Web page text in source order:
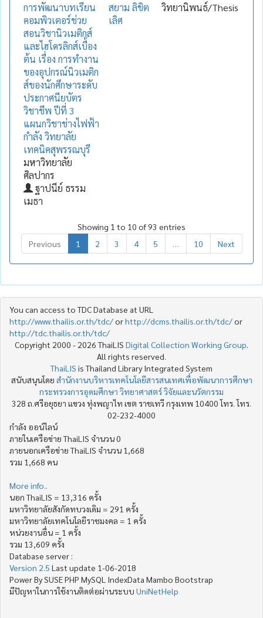
การพัฒนาบทเรียน
คอมพิวเตอร์ช่วย
สอนวิชานิวเมติกส์
และไฮโดรลิกส์เบื้อง
ต้น เรื่อง การทำงาน
ของอุปกรณ์นิวเมติก
ส์ของนักศึกษาระดับ
ประกาศนียบัตร
วิชาชีพ ปีที่ 3
แผนกวิชาช่างไฟฟ้า
กำลัง วิทยาลัย
เทคนิคสุพรรณบุรี
มหาวิทยาลัย
ศิลปากร
ฐาปนีย์ ธรรม
เมธา
สยาม ลิขิต
เลิศ
วิทยานิพนธ์/Thesis
Showing 1 to 10 of 93 entries
Previous
1 2 3 4 5 10 Next
You can access to TDC Database at URL
http://www.thailis.or.th/tdc/orhttp://dcms.thailis.or.th/tdc/or
http://tdc.thailis.or.th/tdc/
Copyright 2000 - 2026 ThaiLIS Digital Collection Working Group
All rights reserved.
ThaiLIS is Thailand Library Integrated System
สนับสนุนโดย สำนักงานบริหารเทคโนโลยีสารสนเทศเพื่อพัฒนาการศึกษา
กระทรวงการอุดมศึกษา วิทยาศาสตร์ วิจัยและนวัตกรรม
328 ถ.ศรีอยุธยา แขวง ทุ่งพญาไท เขต ราชเทวี กรุงเทพ 10400 โทร. โทร.
02-232-4000
กำลัง ออน์ไลน์
ภายในเครือข่าย ThaiLIS จำนวน 0
ภายนอกเครือข่าย ThaiLIS จำนวน 1,668
รวม 1,668 คน
More info..
นอก ThaiLIS = 13,316 ครั้ง
มหาวิทยาลัยสังกัดทบวงเดิม = 291 ครั้ง
มหาวิทยาลัยเทคโนโลยีราชมงคล = 1 ครั้ง
หน่วยงานอื่น = 1 ครั้ง
รวม 13,609 ครั้ง
Database server :
Version 2.5 Last update 1-06-2018
Power By SUSE PHP MySQL IndexData Mambo Bootstrap
มีปัญหาในการใช้งานติดต่อผ่านระบบ UniNetHelp